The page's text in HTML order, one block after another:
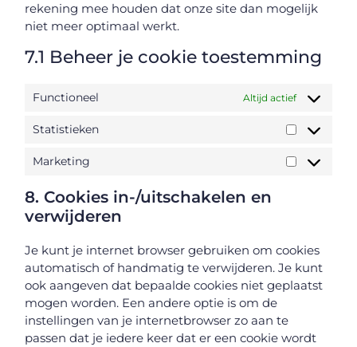
rekening mee houden dat onze site dan mogelijk
niet meer optimaal werkt.
7.1 Beheer je cookie toestemming
Functioneel Altijd actief
Statistieken
Marketing
8. Cookies in-/uitschakelen en
verwijderen
Je kunt je internet browser gebruiken om cookies
automatisch of handmatig te verwijderen. Je kunt
ook aangeven dat bepaalde cookies niet geplaatst
mogen worden. Een andere optie is om de
instellingen van je internetbrowser zo aan te
passen dat je iedere keer dat er een cookie wordt